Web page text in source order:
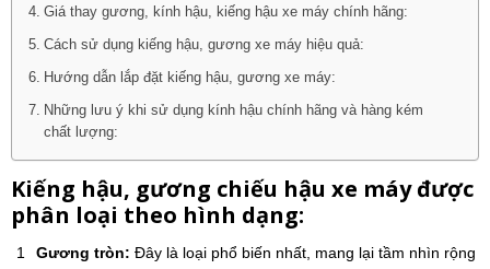
Giá thay gương, kính hậu, kiếng hậu xe máy chính hãng:
Cách sử dụng kiếng hậu, gương xe máy hiệu quả:
Hướng dẫn lắp đặt kiếng hậu, gương xe máy:
Những lưu ý khi sử dụng kính hậu chính hãng và hàng kém
chất lượng:
Kiếng hậu, gương chiếu hậu xe máy được
phân loại theo hình dạng:
Gương tròn: Đây là loại phổ biến nhất, mang lại tầm nhìn rộng